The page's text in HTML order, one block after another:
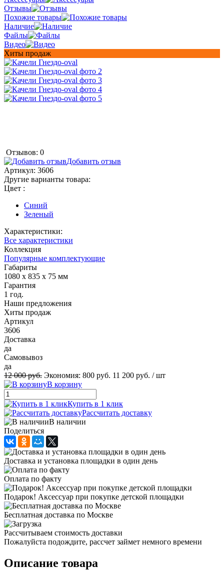
Отзывы
Похожие товары
Наличие
Файлы
Видео
Хиты продаж
Отзывов: 0
Добавить отзыв
Артикул: 3606
Другие варианты товара:
Цвет :
Синий
Зеленый
Характеристики:
Все характеристики
Коллекция
Популярные комплектующие
Габариты
1080 x 835 x 75 мм
Гарантия
1 год.
Наши предложения
Хиты продаж
Артикул
3606
Доставка
да
Самовывоз
да
12 000 руб. Экономия: 800 руб. 11 200 руб. / шт
В корзину
Купить в 1 клик
Рассчитать доставку
В наличии
Поделиться
Доставка и установка площадки в один день
Оплата по факту
Подарок! Аксессуар при покупке детской площадки
Бесплатная доставка по Москве
Рассчитываем стоимость доставки
Пожалуйста подождите, рассчет займет немного времени
Описание товара